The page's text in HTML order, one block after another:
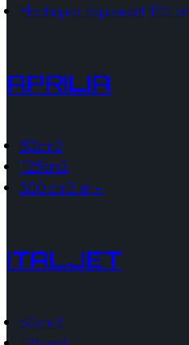
Electriques équivalent 125
APRILIA
50cm3
125cm3
300 cm3 et +
ITALJET
50cm3